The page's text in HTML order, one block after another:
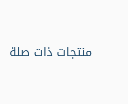
منتجات ذات صلة